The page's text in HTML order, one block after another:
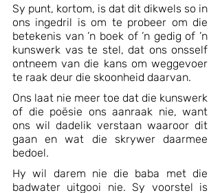
Sy punt, kortom, is dat dit dikwels so in
ons ingedril is om te probeer om die
betekenis van ’n boek of ’n gedig of ’n
kunswerk vas te stel, dat ons onsself
ontneem van die kans om weggevoer
te raak deur die skoonheid daarvan.
Ons laat nie meer toe dat die kunswerk
of die poësie ons aanraak nie, want
ons wil dadelik verstaan waaroor dit
gaan en wat die skrywer daarmee
bedoel.
Hy wil darem nie die baba met die
badwater uitgooi nie. Sy voorstel is